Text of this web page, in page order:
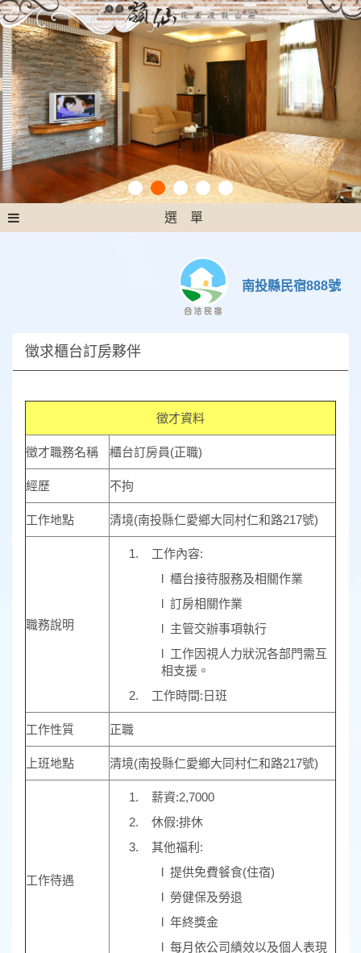
選 單
南投縣民宿888號
徵求櫃台訂房夥伴
徵才資料
徵才職務名稱 櫃台訂房員(正職)
經歷 不拘
工作地點 清境(南投縣仁愛鄉大同村仁和路217號)
職務說明
1. 工作內容:
l 櫃台接待服務及相關作業
l 訂房相關作業
l 主管交辦事項執行
l 工作因視人力狀況各部門需互
相支援。
2. 工作時間:日班
工作性質 正職
上班地點 清境(南投縣仁愛鄉大同村仁和路217號)
工作待遇
1. 薪資:2,7000
2. 休假:排休
3. 其他福利:
l 提供免費餐食(住宿)
l 勞健保及勞退
l 年終獎金
l 每月依公司績效以及個人表現